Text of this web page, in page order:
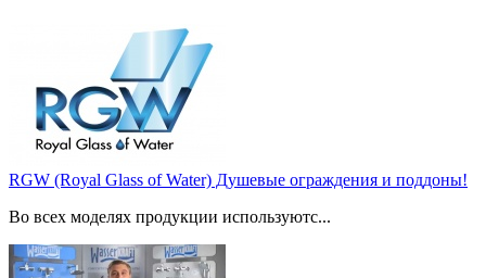
RGW (Royal Glass of Water) Душевые ограждения и поддоны!
Во всех моделях продукции используютс...